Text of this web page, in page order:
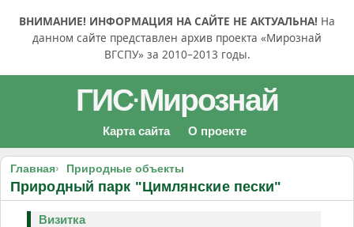
ВНИМАНИЕ! ИНФОРМАЦИЯ НА САЙТЕ НЕ АКТУАЛЬНА! На
данном сайте представлен архив проекта «Мирознай
ВГСПУ» за 2010–2013 годы.
ГИС·Мирознай
Карта сайта О проекте
Главная Природные объекты
Природный парк "Цимлянские пески"
Визитка